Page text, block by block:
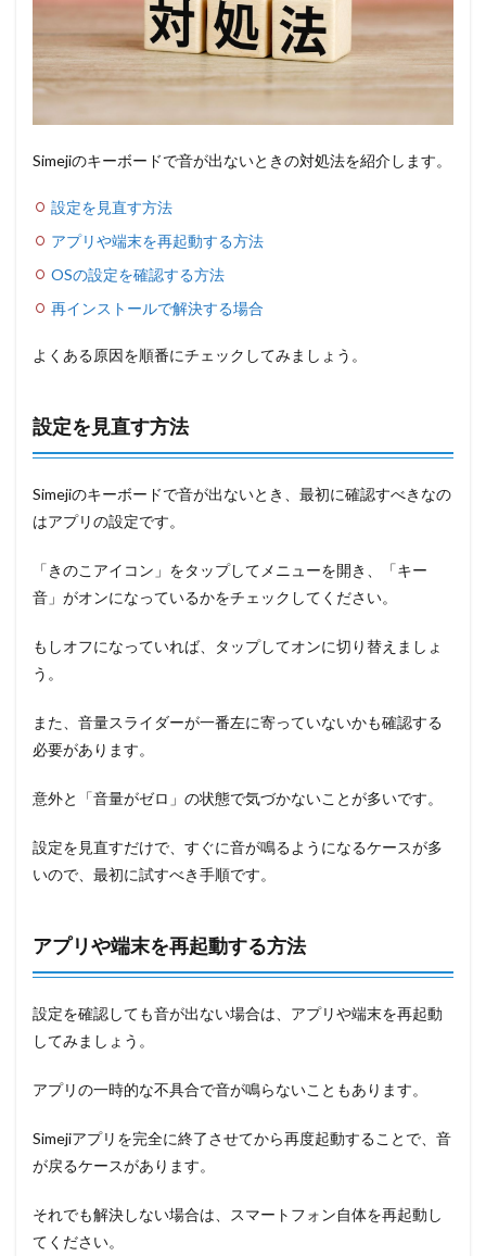
Simejiのキーボードで音が出ないときの対処法を紹介します。
設定を見直す方法
アプリや端末を再起動する方法
OSの設定を確認する方法
再インストールで解決する場合
よくある原因を順番にチェックしてみましょう。
設定を見直す方法
Simejiのキーボードで音が出ないとき、最初に確認すべきなの
はアプリの設定です。
「きのこアイコン」をタップしてメニューを開き、「キー
音」がオンになっているかをチェックしてください。
もしオフになっていれば、タップしてオンに切り替えましょ
う。
また、音量スライダーが一番左に寄っていないかも確認する
必要があります。
意外と「音量がゼロ」の状態で気づかないことが多いです。
設定を見直すだけで、すぐに音が鳴るようになるケースが多
いので、最初に試すべき手順です。
アプリや端末を再起動する方法
設定を確認しても音が出ない場合は、アプリや端末を再起動
してみましょう。
アプリの一時的な不具合で音が鳴らないこともあります。
Simejiアプリを完全に終了させてから再度起動することで、音
が戻るケースがあります。
それでも解決しない場合は、スマートフォン自体を再起動し
てください。